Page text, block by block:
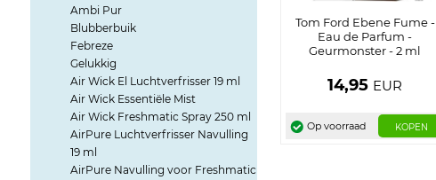
Ambi Pur
Blubberbuik
Febreze
Gelukkig
Air Wick El Luchtverfrisser 19 ml
Air Wick Essentiële Mist
Air Wick Freshmatic Spray 250 ml
AirPure Luchtverfrisser Navulling
19 ml
AirPure Navulling voor Freshmatic
Tom Ford Ebene Fume -
Eau de Parfum -
Geurmonster - 2 ml
14,95 EUR
Op voorraad KOPEN